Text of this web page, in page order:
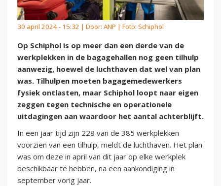
30 april 2024 - 15:32 | Door: ANP | Foto: Schiphol
Op Schiphol is op meer dan een derde van de
werkplekken in de bagagehallen nog geen tilhulp
aanwezig, hoewel de luchthaven dat wel van plan
was. Tilhulpen moeten bagagemedewerkers
fysiek ontlasten, maar Schiphol loopt naar eigen
zeggen tegen technische en operationele
uitdagingen aan waardoor het aantal achterblijft.
In een jaar tijd zijn 228 van de 385 werkplekken
voorzien van een tilhulp, meldt de luchthaven. Het plan
was om deze in april van dit jaar op elke werkplek
beschikbaar te hebben, na een aankondiging in
september vorig jaar.